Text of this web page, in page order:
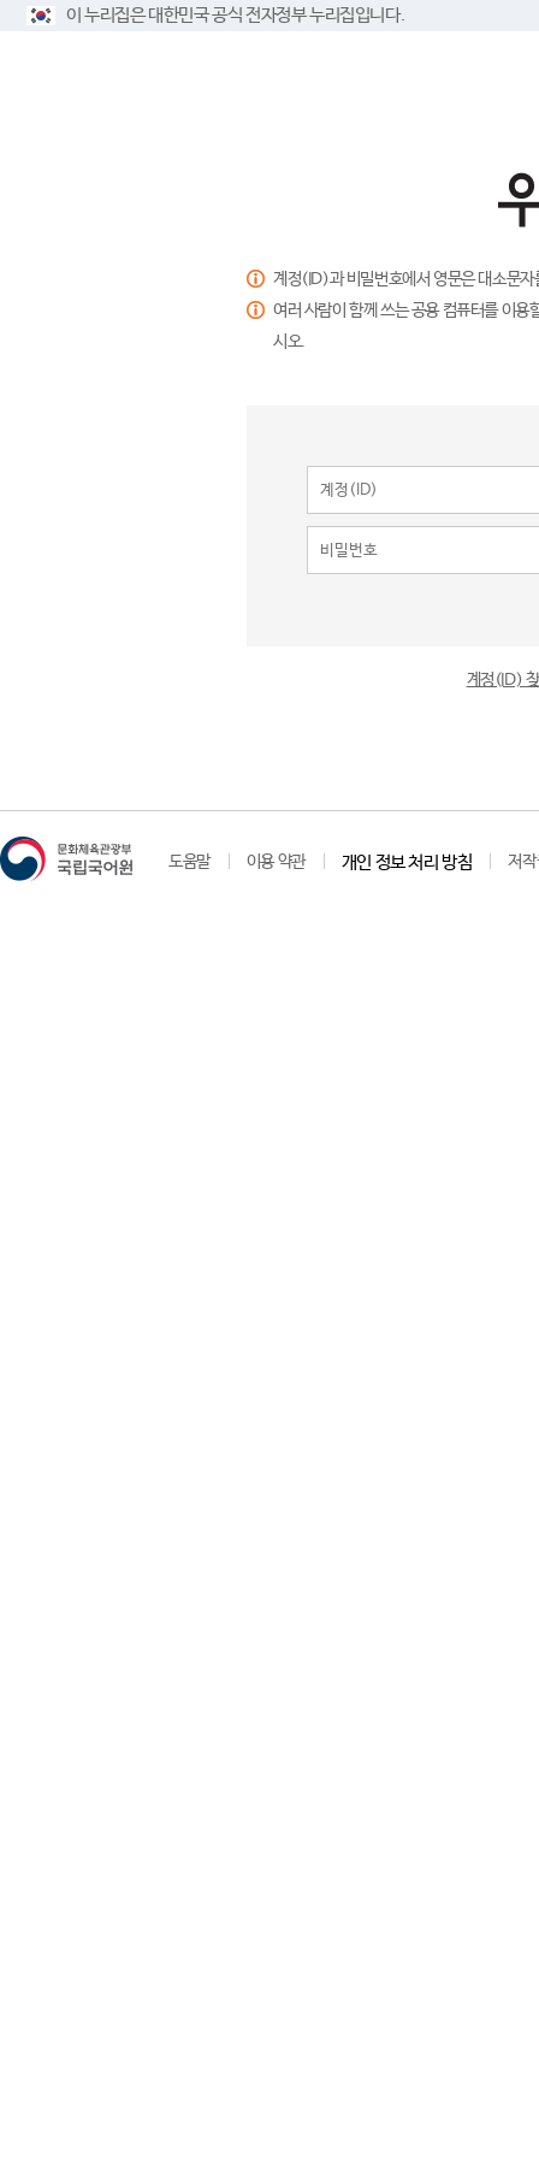
이 누리집은 대한민국 공식 전자정부 누리집입니다.
계정(ID)과 비밀번호에서 영문은 대소문
여러 사람이 함께 쓰는 공용 컴퓨터를 이
시오.
계정(ID)
도움말 이용 약관 개인 정보 처리 방침 저